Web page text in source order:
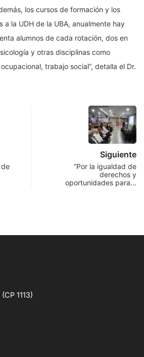
los cursos de formación y los
a la UDH de la UBA, anualmente hay
alumnos de cada rotación, dos en
y otras disciplinas como
trabajo social”, detalla el Dr.
Siguiente
“Por la igualdad de
derechos y
oportunidades para…
1113)